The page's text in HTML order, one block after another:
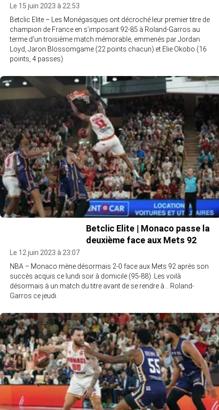
Le 15 juin 2023 à 22:53
Betclic Elite – Les Monégasques ont décroché leur premier titre de
champion de France en s’imposant 92-85 à Roland-Garros au
terme d’un troisième match mémorable, emmenés par Jordan
Loyd, Jaron Blossomgame (22 points chacun) et Elie Okobo (16
points, 4 passes).
Betclic Elite | Monaco passe la
deuxième face aux Mets 92
Le 12 juin 2023 à 23:07
NBA – Monaco mène désormais 2-0 face aux Mets 92 après son
succès acquis ce lundi soir à domicile (95-88). Les voilà
désormais à un match du titre avant de se rendre à… Roland-
Garros ce jeudi.